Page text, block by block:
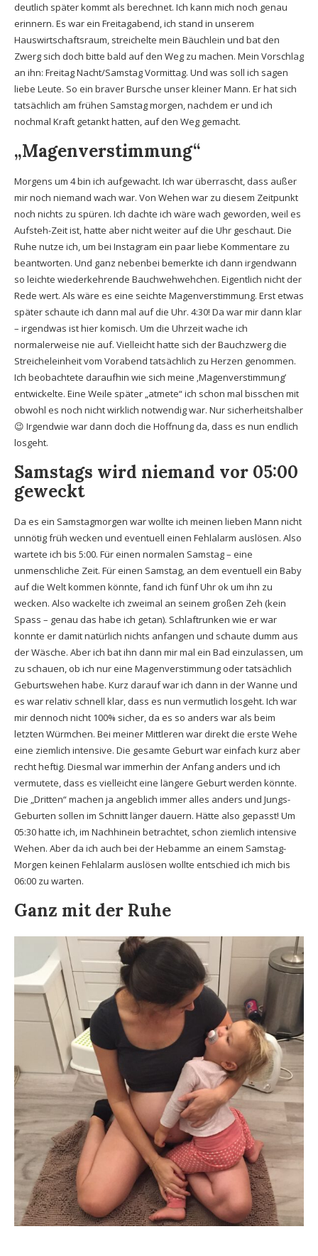
deutlich später kommt als berechnet. Ich kann mich noch genau
erinnern. Es war ein Freitagabend, ich stand in unserem
Hauswirtschaftsraum, streichelte mein Bäuchlein und bat den
Zwerg sich doch bitte bald auf den Weg zu machen. Mein Vorschlag
an ihn: Freitag Nacht/Samstag Vormittag. Und was soll ich sagen
liebe Leute. So ein braver Bursche unser kleiner Mann. Er hat sich
tatsächlich am frühen Samstag morgen, nachdem er und ich
nochmal Kraft getankt hatten, auf den Weg gemacht.
„Magenverstimmung“
Morgens um 4 bin ich aufgewacht. Ich war überrascht, dass außer
mir noch niemand wach war. Von Wehen war zu diesem Zeitpunkt
noch nichts zu spüren. Ich dachte ich wäre wach geworden, weil es
Aufsteh-Zeit ist, hatte aber nicht weiter auf die Uhr geschaut. Die
Ruhe nutze ich, um bei Instagram ein paar liebe Kommentare zu
beantworten. Und ganz nebenbei bemerkte ich dann irgendwann
so leichte wiederkehrende Bauchwehwehchen. Eigentlich nicht der
Rede wert. Als wäre es eine seichte Magenverstimmung. Erst etwas
später schaute ich dann mal auf die Uhr. 4:30! Da war mir dann klar
– irgendwas ist hier komisch. Um die Uhrzeit wache ich
normalerweise nie auf. Vielleicht hatte sich der Bauchzwerg die
Streicheleinheit vom Vorabend tatsächlich zu Herzen genommen.
Ich beobachtete daraufhin wie sich meine ‚Magenverstimmung’
entwickelte. Eine Weile später „atmete“ ich schon mal bisschen mit
obwohl es noch nicht wirklich notwendig war. Nur sicherheitshalber
😉 Irgendwie war dann doch die Hoffnung da, dass es nun endlich
losgeht.
Samstags wird niemand vor 05:00
geweckt
Da es ein Samstagmorgen war wollte ich meinen lieben Mann nicht
unnötig früh wecken und eventuell einen Fehlalarm auslösen. Also
wartete ich bis 5:00. Für einen normalen Samstag – eine
unmenschliche Zeit. Für einen Samstag, an dem eventuell ein Baby
auf die Welt kommen könnte, fand ich fünf Uhr ok um ihn zu
wecken. Also wackelte ich zweimal an seinem großen Zeh (kein
Spass – genau das habe ich getan). Schlaftrunken wie er war
konnte er damit natürlich nichts anfangen und schaute dumm aus
der Wäsche. Aber ich bat ihn dann mir mal ein Bad einzulassen, um
zu schauen, ob ich nur eine Magenverstimmung oder tatsächlich
Geburtswehen habe. Kurz darauf war ich dann in der Wanne und
es war relativ schnell klar, dass es nun vermutlich losgeht. Ich war
mir dennoch nicht 100% sicher, da es so anders war als beim
letzten Würmchen. Bei meiner Mittleren war direkt die erste Wehe
eine ziemlich intensive. Die gesamte Geburt war einfach kurz aber
recht heftig. Diesmal war immerhin der Anfang anders und ich
vermutete, dass es vielleicht eine längere Geburt werden könnte.
Die „Dritten“ machen ja angeblich immer alles anders und Jungs-
Geburten sollen im Schnitt länger dauern. Hätte also gepasst! Um
05:30 hatte ich, im Nachhinein betrachtet, schon ziemlich intensive
Wehen. Aber da ich auch bei der Hebamme an einem Samstag-
Morgen keinen Fehlalarm auslösen wollte entschied ich mich bis
06:00 zu warten.
Ganz mit der Ruhe